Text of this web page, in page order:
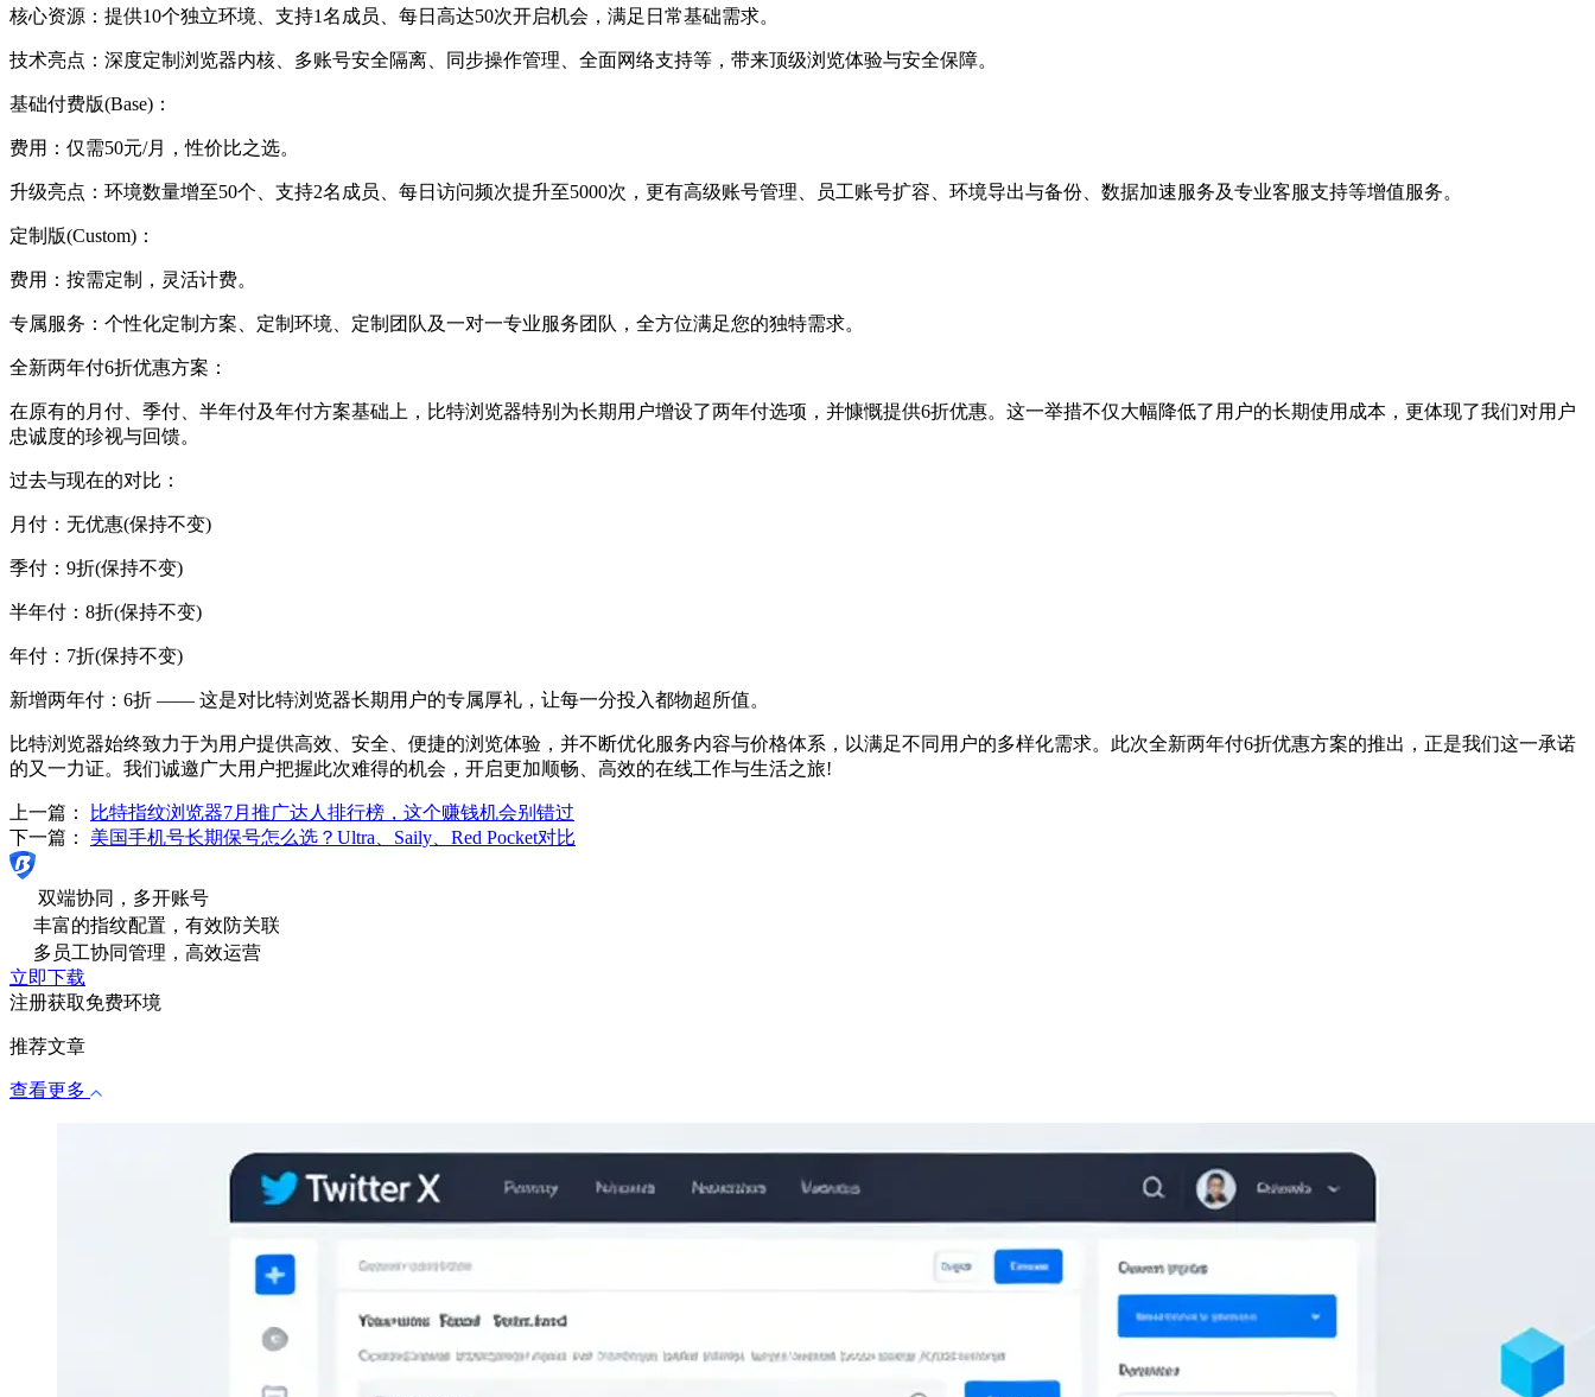
核心资源：提供10个独立环境、支持1名成员、每日高达50次开启机会，满足日常基础需求。
技术亮点：深度定制浏览器内核、多账号安全隔离、同步操作管理、全面网络支持等，带来顶级浏览体验与安全保障。
基础付费版(Base)：
费用：仅需50元/月，性价比之选。
升级亮点：环境数量增至50个、支持2名成员、每日访问频次提升至5000次，更有高级账号管理、员工账号扩容、环境导出与备份、数据加速服务及专业客服支持等增值服务。
定制版(Custom)：
费用：按需定制，灵活计费。
专属服务：个性化定制方案、定制环境、定制团队及一对一专业服务团队，全方位满足您的独特需求。
全新两年付6折优惠方案：
在原有的月付、季付、半年付及年付方案基础上，比特浏览器特别为长期用户增设了两年付选项，并慷慨提供6折优惠。这一举措不仅大幅降低了用户的长期使用成本，更体现了我们对用户
忠诚度的珍视与回馈。
过去与现在的对比：
月付：无优惠(保持不变)
季付：9折(保持不变)
半年付：8折(保持不变)
年付：7折(保持不变)
新增两年付：6折 —— 这是对比特浏览器长期用户的专属厚礼，让每一分投入都物超所值。
比特浏览器始终致力于为用户提供高效、安全、便捷的浏览体验，并不断优化服务内容与价格体系，以满足不同用户的多样化需求。此次全新两年付6折优惠方案的推出，正是我们这一承诺
的又一力证。我们诚邀广大用户把握此次难得的机会，开启更加顺畅、高效的在线工作与生活之旅!
上一篇：
比特指纹浏览器7月推广达人排行榜，这个赚钱机会别错过
下一篇： 美国手机号长期保号怎么选？Ultra、Saily、Red Pocket对比
双端协同，多开账号
丰富的指纹配置，有效防关联
多员工协同管理，高效运营
立即下载
注册获取免费环境
推荐文章
查看更多